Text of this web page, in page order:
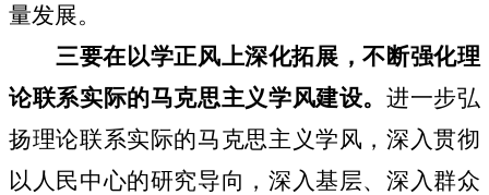
量发展。
三要在以学正风上深化拓展，不断强化理
论联系实际的马克思主义学风建设。进一步弘
扬理论联系实际的马克思主义学风，深入贯彻
以人民中心的研究导向，深入基层、深入群众